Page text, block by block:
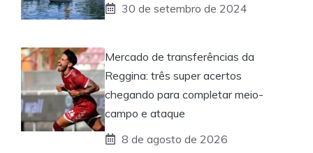
30 de setembro de 2024
Mercado de transferências da
Reggina: três super acertos
chegando para completar meio-
campo e ataque
8 de agosto de 2026